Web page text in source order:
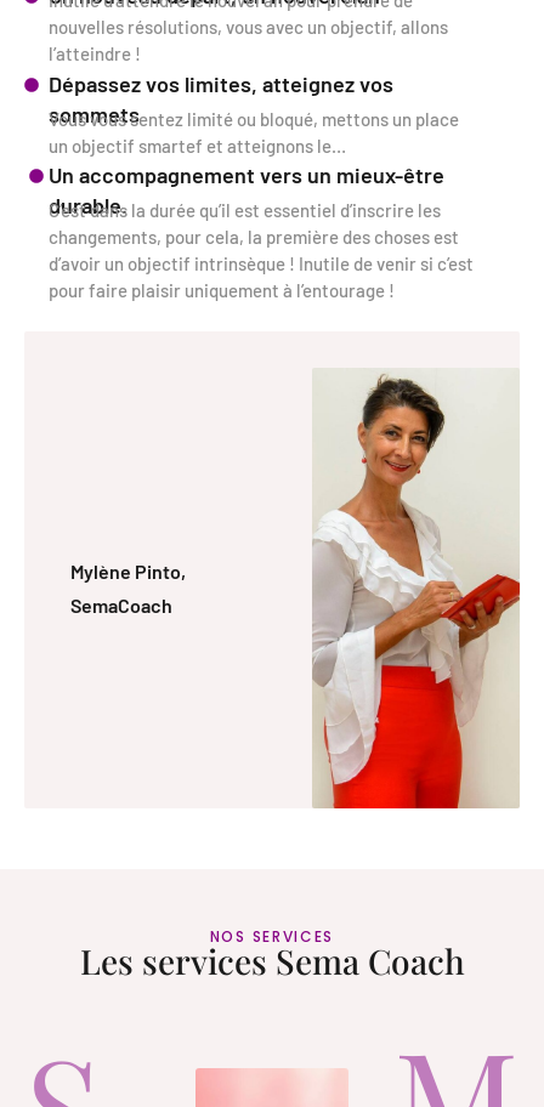
nouvelles résolutions, vous avec un objectif, allons
l’atteindre !
Dépassez vos limites, atteignez vos
sommets
Vous vous sentez limité ou bloqué, mettons un place
un objectif smartef et atteignons le…
Un accompagnement vers un mieux-être
durable.
C’est dans la durée qu’il est essentiel d’inscrire les
changements, pour cela, la première des choses est
d’avoir un objectif intrinsèque ! Inutile de venir si c’est
pour faire plaisir uniquement à l’entourage !
Mylène Pinto,
SemaCoach
NOS SERVICES
Les services Sema Coach